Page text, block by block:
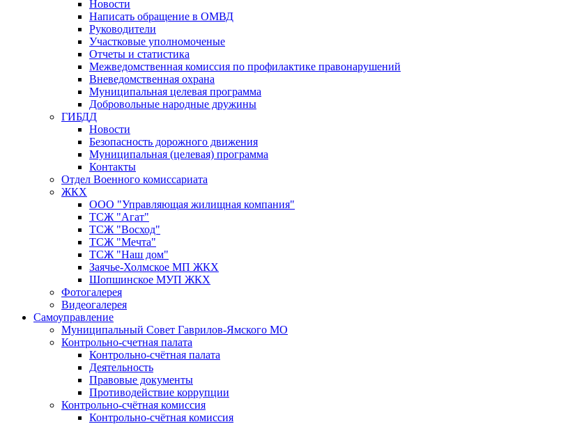
Новости
Написать обращение в ОМВД
Руководители
Участковые уполномоченые
Отчеты и статистика
Межведомственная комиссия по профилактике правонарушений
Вневедомственная охрана
Муниципальная целевая программа
Добровольные народные дружины
ГИБДД
Новости
Безопасность дорожного движения
Муниципальная (целевая) программа
Контакты
Отдел Военного комиссариата
ЖКХ
ООО "Управляющая жилищная компания"
ТСЖ "Агат"
ТСЖ "Восход"
ТСЖ "Мечта"
ТСЖ "Наш дом"
Заячье-Холмское МП ЖКХ
Шопшинское МУП ЖКХ
Фотогалерея
Видеогалерея
Самоуправление
Муниципальный Совет Гаврилов-Ямского МО
Контрольно-счетная палата
Контрольно-счётная палата
Деятельность
Правовые документы
Противодействие коррупции
Контрольно-счётная комиссия
Контрольно-счётная комиссия